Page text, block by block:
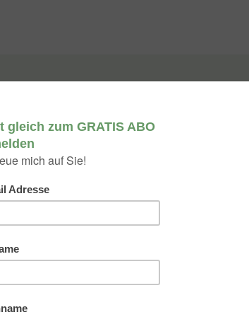
brennt für Kunst
Ulrike Dirmayer einen Jugendtraum. Kompromisslos